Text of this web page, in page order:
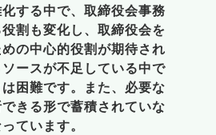
する中で、取締役会事務
割も変化し、取締役会を
の中心的役割が期待され
ースが不足している中で
困難です。また、必要な
きる形で蓄積されていな
ています。